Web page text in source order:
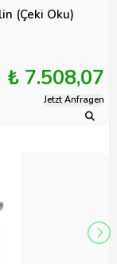
(Çeki Oku)
₺ 7.508,07
Jetzt Anfragen